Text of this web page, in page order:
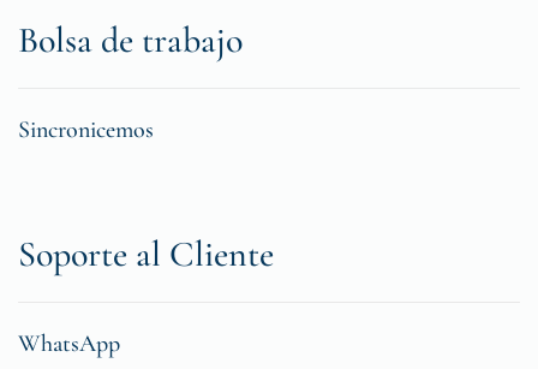
Bolsa de trabajo
Sincronicemos
Soporte al Cliente
WhatsApp